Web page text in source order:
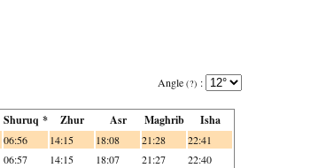
Angle (?) :
Shuruq * Zhur Asr Maghrib Isha
06:56 14:15 18:08 21:28 22:41
06:57 14:15 18:07 21:27 22:40